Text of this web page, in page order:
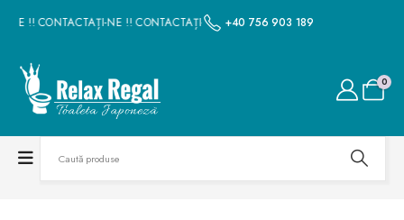
NE !! CONTACTAȚI-NE !! CONTACTAȚI-NE !! CONTACTAȚI-NE !!
+40 756 903 189
0